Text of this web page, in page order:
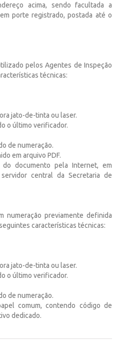
acima, sendo facultada a
porte registrado, postada até o
pelos Agentes de Inspeção
técnicas:
jato-de-tinta ou laser.
o último verificador.
de numeração.
em arquivo PDF.
documento pela Internet, em
central da Secretaria de
numeração previamente definida
características técnicas:
jato-de-tinta ou laser.
o último verificador.
de numeração.
comum, contendo código de
dedicado.